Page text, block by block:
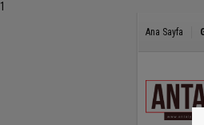
1
Ana Sayfa